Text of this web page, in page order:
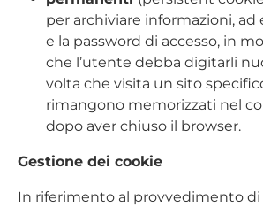
per archiviare informazioni,
e la password di accesso, in
che l’utente debba digitarli
volta che visita un sito
rimangono memorizzati nel
dopo aver chiuso il browser.
Gestione dei cookie
In riferimento al provvedimento